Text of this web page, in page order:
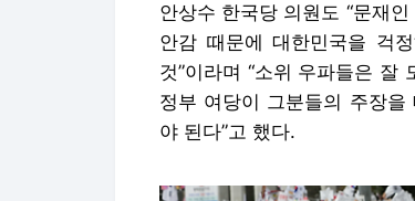
안상수 한국당 의원도 “문재
안감 때문에 대한민국을 걱
것”이라며 “소위 우파들은 잘
정부 여당이 그분들의 주장
야 된다”고 했다.